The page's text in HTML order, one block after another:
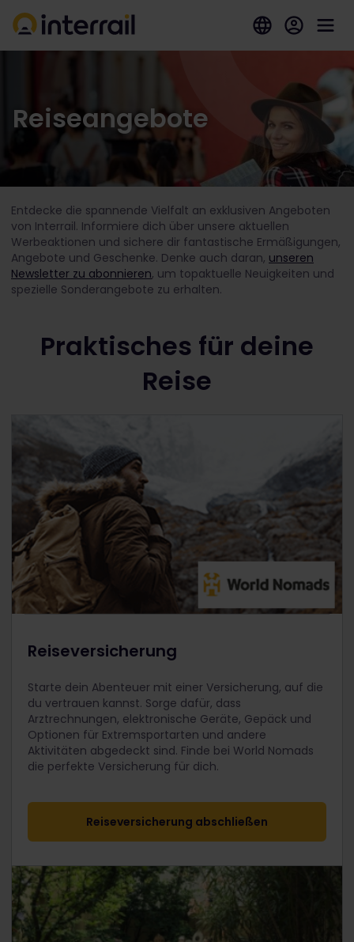
Reiseangebote
Entdecke die spannende Vielfalt an exklusiven Angeboten
von Interrail. Informiere dich über unsere aktuellen
Werbeaktionen und sichere dir fantastische Ermäßigungen,
Angebote und Geschenke. Denke auch daran, unseren
Newsletter zu abonnieren, um topaktuelle Neuigkeiten und
spezielle Sonderangebote zu erhalten.
Praktisches für deine
Reise
Reiseversicherung
Starte dein Abenteuer mit einer Versicherung, auf die
du vertrauen kannst. Sorge dafür, dass
Arztrechnungen, elektronische Geräte, Gepäck und
Optionen für Extremsportarten und andere
Aktivitäten abgedeckt sind. Finde bei World Nomads
die perfekte Versicherung für dich.
Reiseversicherung abschließen